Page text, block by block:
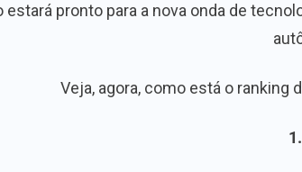
pronto para a nova onda de
Veja, agora, como está o ranking